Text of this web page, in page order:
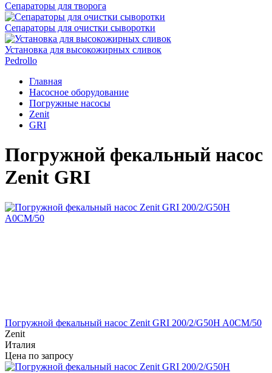
Сепараторы для творога
Сепараторы для очистки сыворотки
Установка для высокожирных сливок
Pedrollo
Главная
Насосное оборудование
Погружные насосы
Zenit
GRI
Погружной фекальный насос
Zenit GRI
Погружной фекальный насос Zenit GRI 200/2/G50H A0CM/50
Zenit
Италия
Цена по запросу